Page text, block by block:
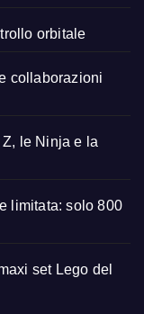
orbitale
collaborazioni
le Ninja e la
limitata: solo 800
set Lego del